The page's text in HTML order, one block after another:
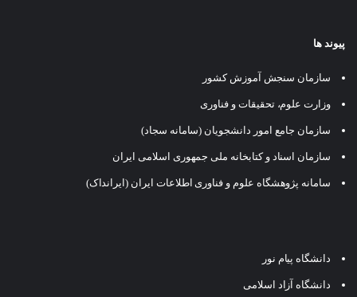
پیوند ها
سازمان سنجش آموزش کشور
وزارت علوم، تحقیقات و فناوری
سازمان جامع امور دانشجویان (سامانه سجاد)
سازمان اسناد و کتابخانه ملی جمهوری اسلامی ایران
سامانه پژوهشگاه علوم و فناوری اطلاعات ایران (ایرانداک)
دانشگاه پیام نور
دانشگاه آزاد اسلامی